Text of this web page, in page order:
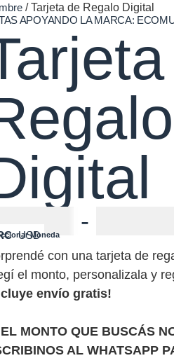
/ Tarjeta de Regalo Digital
APOYANDO LA MARCA:
-
USDMoneda
con una tarjeta de
el monto, personalizala y
envío gratis!
MONTO QUE BUSCÁS
AL WHATSAPP